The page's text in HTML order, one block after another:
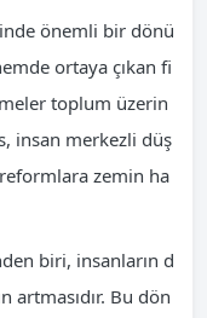
önemli bir dönü
ortaya çıkan fi
toplum üzerin
insan merkezli düş
zemin ha
biri, insanların d
artmasıdır. Bu dön